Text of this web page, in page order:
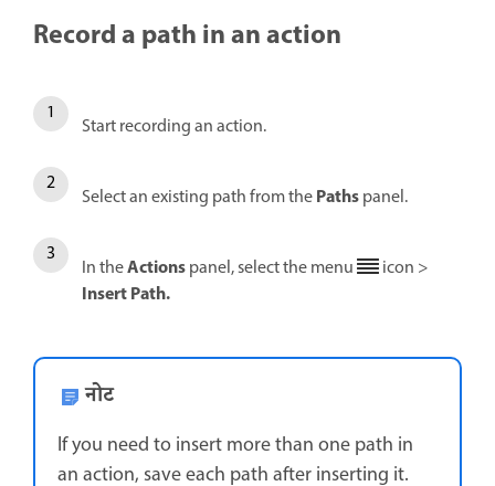
Record a path in an action
Start recording an action.
Select an existing path from thePathspanel.
In theActionspanel, select the menu icon >
Insert Path.
नोट
If you need to insert more than one path in
an action, save each path after inserting it.